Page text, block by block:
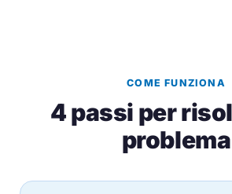
COME FUNZIONA
4 passi per
problema